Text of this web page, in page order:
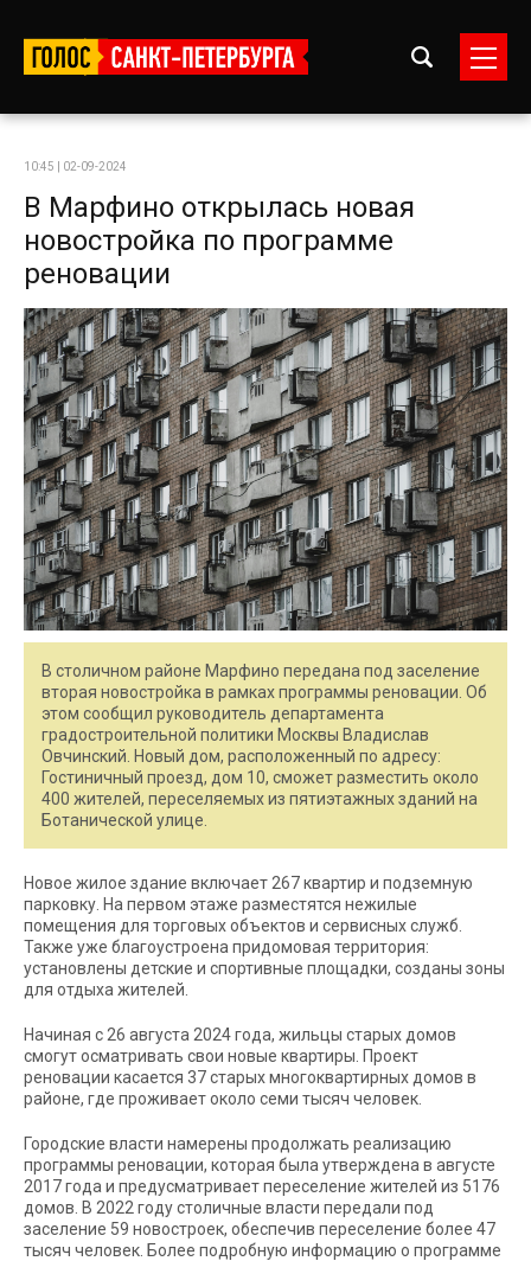
10:45 | 02-09-2024
В Марфино открылась новая
новостройка по программе
реновации
В столичном районе Марфино передана под заселение
вторая новостройка в рамках программы реновации. Об
этом сообщил руководитель департамента
градостроительной политики Москвы Владислав
Овчинский. Новый дом, расположенный по адресу:
Гостиничный проезд, дом 10, сможет разместить около
400 жителей, переселяемых из пятиэтажных зданий на
Ботанической улице.
Новое жилое здание включает 267 квартир и подземную
парковку. На первом этаже разместятся нежилые
помещения для торговых объектов и сервисных служб.
Также уже благоустроена придомовая территория:
установлены детские и спортивные площадки, созданы зоны
для отдыха жителей.
Начиная с 26 августа 2024 года, жильцы старых домов
смогут осматривать свои новые квартиры. Проект
реновации касается 37 старых многоквартирных домов в
районе, где проживает около семи тысяч человек.
Городские власти намерены продолжать реализацию
программы реновации, которая была утверждена в августе
2017 года и предусматривает переселение жителей из 5176
домов. В 2022 году столичные власти передали под
заселение 59 новостроек, обеспечив переселение более 47
тысяч человек. Более подробную информацию о программе